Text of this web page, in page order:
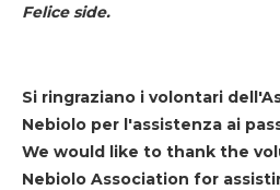
Felice side.
Si ringraziano i volontari
Nebiolo per l'assistenza ai
We would like to thank the
Nebiolo Association for